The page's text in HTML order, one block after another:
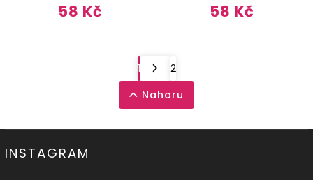
58 Kč 58 Kč
1
2
Nahoru
INSTAGRAM